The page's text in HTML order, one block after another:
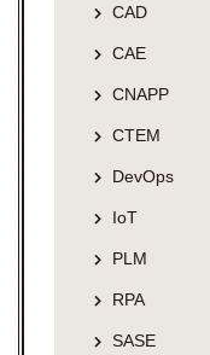
CAD
CAE
CNAPP
CTEM
DevOps
IoT
PLM
RPA
SASE